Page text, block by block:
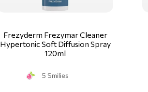
Frezyderm Frezymar Cleaner
Hypertonic Soft Diffusion Spray
120ml
5 Smilies